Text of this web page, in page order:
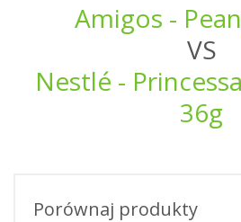
Amigos -
VS
Nestlé -
36g
Porównaj produkty